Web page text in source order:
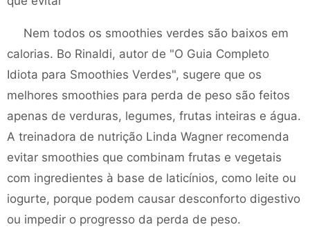
Nem todos os smoothies verdes são baixos em
calorias. Bo Rinaldi, autor de "O Guia Completo
Idiota para Smoothies Verdes", sugere que os
melhores smoothies para perda de peso são feitos
apenas de verduras, legumes, frutas inteiras e água.
A treinadora de nutrição Linda Wagner recomenda
evitar smoothies que combinam frutas e vegetais
com ingredientes à base de laticínios, como leite ou
iogurte, porque podem causar desconforto digestivo
ou impedir o progresso da perda de peso.